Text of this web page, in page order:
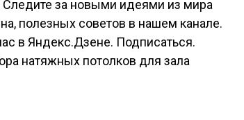
Следите за новыми идеями из мира
полезных советов в нашем канале.
в Яндекс.Дзене. Подписаться.
натяжных потолков для зала